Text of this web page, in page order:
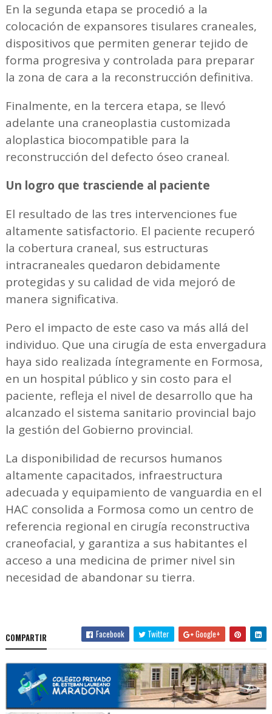
En la segunda etapa se procedió a la
colocación de expansores tisulares craneales,
dispositivos que permiten generar tejido de
forma progresiva y controlada para preparar
la zona de cara a la reconstrucción definitiva.
Finalmente, en la tercera etapa, se llevó
adelante una craneoplastia customizada
aloplastica biocompatible para la
reconstrucción del defecto óseo craneal.
Un logro que trasciende al paciente
El resultado de las tres intervenciones fue
altamente satisfactorio. El paciente recuperó
la cobertura craneal, sus estructuras
intracraneales quedaron debidamente
protegidas y su calidad de vida mejoró de
manera significativa.
Pero el impacto de este caso va más allá del
individuo. Que una cirugía de esta envergadura
haya sido realizada íntegramente en Formosa,
en un hospital público y sin costo para el
paciente, refleja el nivel de desarrollo que ha
alcanzado el sistema sanitario provincial bajo
la gestión del Gobierno provincial.
La disponibilidad de recursos humanos
altamente capacitados, infraestructura
adecuada y equipamiento de vanguardia en el
HAC consolida a Formosa como un centro de
referencia regional en cirugía reconstructiva
craneofacial, y garantiza a sus habitantes el
acceso a una medicina de primer nivel sin
necesidad de abandonar su tierra.
COMPARTIR Facebook Twitter Google+